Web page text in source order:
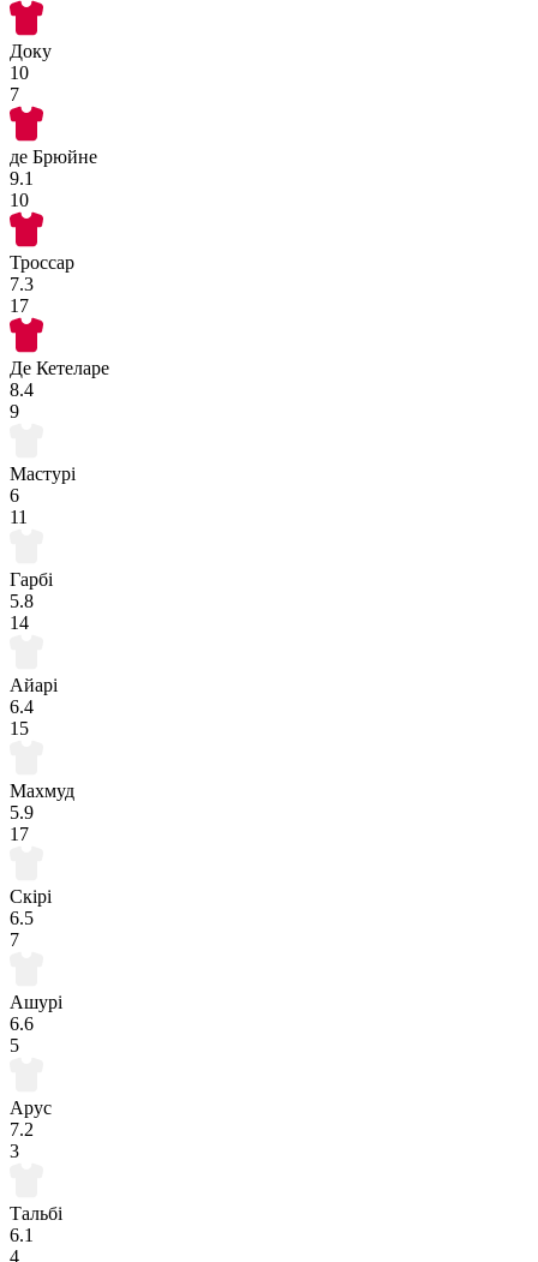
Доку
10
7
де Брюйне
9.1
10
Троссар
7.3
17
Де Кетеларе
8.4
9
Мастурі
6
11
Гарбі
5.8
14
Айарі
6.4
15
Махмуд
5.9
17
Скірі
6.5
7
Ашурі
6.6
5
Арус
7.2
3
Тальбі
6.1
4